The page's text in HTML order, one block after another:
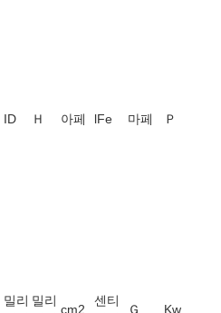
ID Ｈ 아페 lFe 마페 Ｐ
밀리 밀리
cm2
센티
Ｇ Kw